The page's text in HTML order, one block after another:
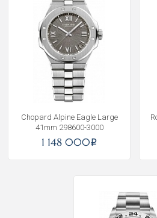
Chopard Alpine Eagle Large
41mm 298600-3000
1 148 000i